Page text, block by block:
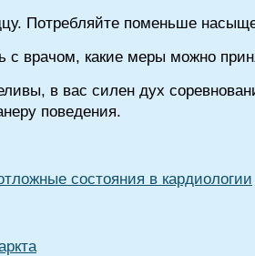
Потребляйте поменьше
с врачом, какие меры можно
в вас силен дух
поведения.
состояния в кардиологии